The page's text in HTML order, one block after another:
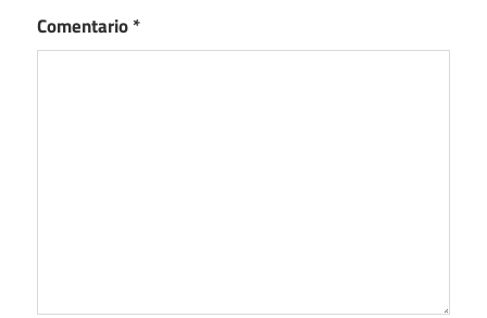
Comentario*